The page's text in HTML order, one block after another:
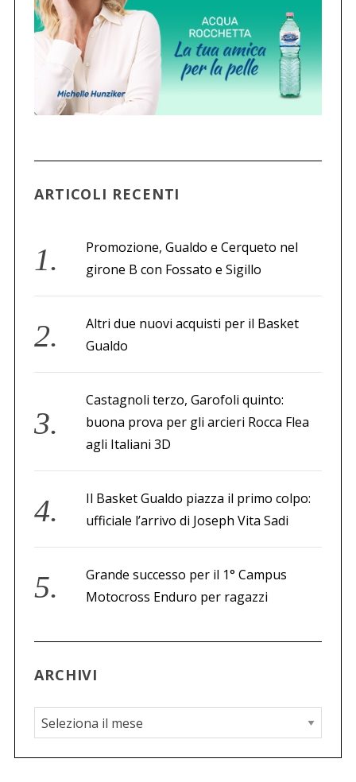
ARTICOLI RECENTI
Promozione, Gualdo e Cerqueto nel
girone B con Fossato e Sigillo
Altri due nuovi acquisti per il Basket
Gualdo
Castagnoli terzo, Garofoli quinto:
buona prova per gli arcieri Rocca Flea
agli Italiani 3D
Il Basket Gualdo piazza il primo colpo:
ufficiale l’arrivo di Joseph Vita Sadi
Grande successo per il 1° Campus
Motocross Enduro per ragazzi
ARCHIVI
A
r
c